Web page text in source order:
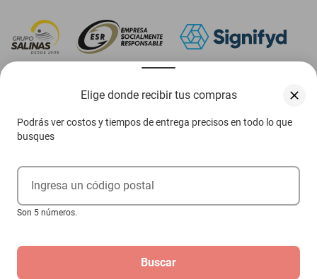
Elige donde recibir tus compras
Podrás ver costos y tiempos de entrega precisos en todo lo que
busques
Ingresa un código postal
Son 5 números.
Buscar
Ejerce tus derechos ARCO
Términos y condiciones
pueden diferir de las promociones publicadas en tienda.